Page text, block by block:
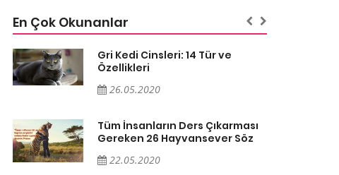
En Çok Okunanlar
Gri Kedi Cinsleri: 14 Tür ve
Özellikleri
26.05.2020
Tüm İnsanların Ders Çıkarması
Gereken 26 Hayvansever Söz
22.05.2020